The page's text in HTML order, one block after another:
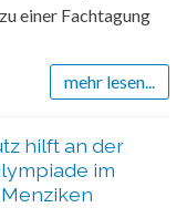
einer Fachtagung
mehr lesen...
hilft an der
im